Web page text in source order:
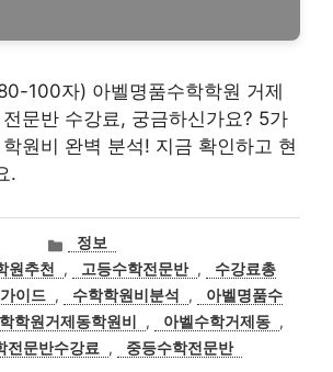
100자) 아벨명품수학학원 거제
문반 수강료, 궁금하신가요? 5가
원비 완벽 분석! 지금 확인하고 현
.
카
고
리
정보
원추천 , 고등수학전문반 ,
수강료총
이드 , 수학학원비분석 ,
아벨명품수
학원거제동학원비 , 아벨수학거제동 ,
전문반수강료
, 중등수학전문반